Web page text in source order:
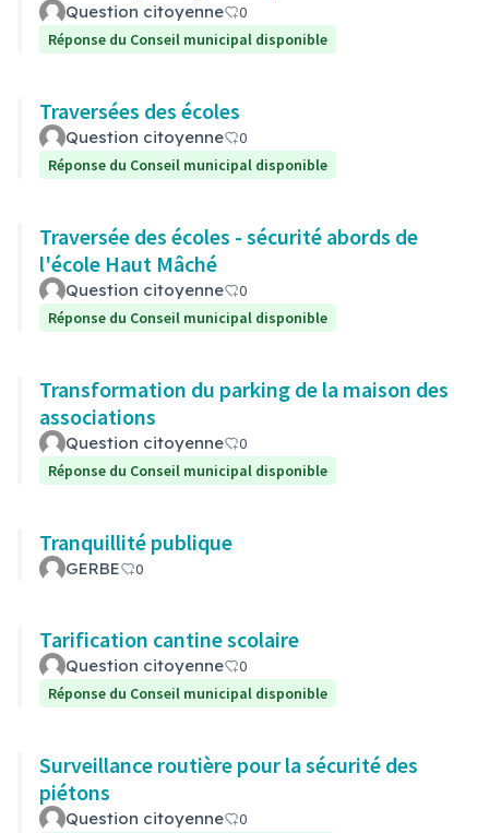
Question citoyenne
0
Réponse du Conseil municipal disponible
Traversées des écoles
Question citoyenne
0
Réponse du Conseil municipal disponible
Traversée des écoles - sécurité abords de
l'école Haut Mâché
Question citoyenne
0
Réponse du Conseil municipal disponible
Transformation du parking de la maison des
associations
Question citoyenne
0
Réponse du Conseil municipal disponible
Tranquillité publique
GERBE 0
Tarification cantine scolaire
Question citoyenne
0
Réponse du Conseil municipal disponible
Surveillance routière pour la sécurité des
piétons
Question citoyenne 0